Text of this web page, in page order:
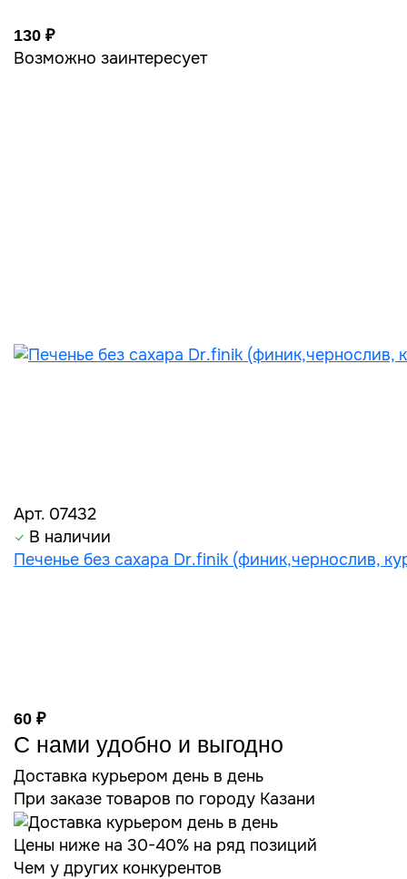
130 ₽
Возможно заинтересует
Арт. 07432
В наличии
Печенье без сахара Dr.finik (финик,чернослив,
60 ₽
С нами удобно и выгодно
Доставка курьером день в день
При заказе товаров по городу Казани
Цены ниже на 30-40% на ряд позиций
Чем у других конкурентов